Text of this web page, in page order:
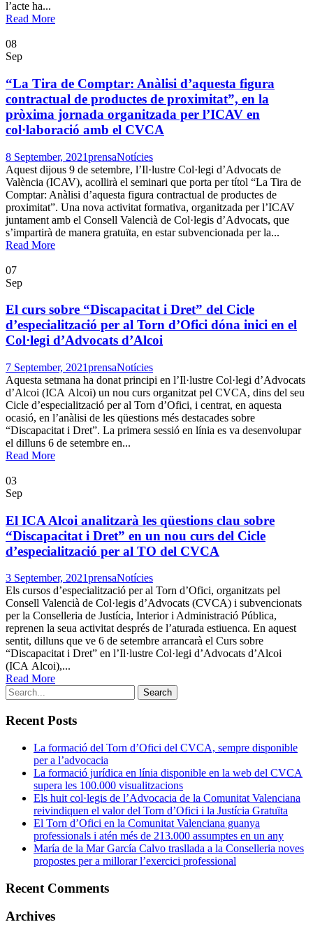
l’acte ha...
Read More
08
Sep
“La Tira de Comptar: Anàlisi d’aquesta figura
contractual de productes de proximitat”, en la
pròxima jornada organitzada per l’ICAV en
col·laboració amb el CVCA
8 September, 2021prensaNotícies
Aquest dijous 9 de setembre, l’Il·lustre Col·legi d’Advocats de
València (ICAV), acollirà el seminari que porta per títol “La Tira de
Comptar: Anàlisi d’aquesta figura contractual de productes de
proximitat”. Una nova activitat formativa, organitzada per l’ICAV
juntament amb el Consell Valencià de Col·legis d’Advocats, que
s’impartirà de manera gratuïta, en estar subvencionada per la...
Read More
07
Sep
El curs sobre “Discapacitat i Dret” del Cicle
d’especialització per al Torn d’Ofici dóna inici en el
Col·legi d’Advocats d’Alcoi
7 September, 2021prensaNotícies
Aquesta setmana ha donat principi en l’Il·lustre Col·legi d’Advocats
d’Alcoi (ICA Alcoi) un nou curs organitzat pel CVCA, dins del seu
Cicle d’especialització per al Torn d’Ofici, i centrat, en aquesta
ocasió, en l’anàlisi de les qüestions més destacades sobre
“Discapacitat i Dret”. La primera sessió en línia es va desenvolupar
el dilluns 6 de setembre en...
Read More
03
Sep
El ICA Alcoi analitzarà les qüestions clau sobre
“Discapacitat i Dret” en un nou curs del Cicle
d’especialització per al TO del CVCA
3 September, 2021prensaNotícies
Els cursos d’especialització per al Torn d’Ofici, organitzats pel
Consell Valencià de Col·legis d’Advocats (CVCA) i subvencionats
per la Conselleria de Justícia, Interior i Administració Pública,
reprenen la seua activitat després de l’aturada estiuenca. En aquest
sentit, dilluns que ve 6 de setembre arrancarà el Curs sobre
“Discapacitat i Dret” en l’Il·lustre Col·legi d’Advocats d’Alcoi
(ICA Alcoi),...
Read More
Recent Posts
La formació del Torn d’Ofici del CVCA, sempre disponible
per a l’advocacia
La formació jurídica en línia disponible en la web del CVCA
supera les 100.000 visualitzacions
Els huit col·legis de l’Advocacia de la Comunitat Valenciana
reivindiquen el valor del Torn d’Ofici i la Justícia Gratuïta
El Torn d’Ofici en la Comunitat Valenciana guanya
professionals i atén més de 213.000 assumptes en un any
María de la Mar García Calvo trasllada a la Conselleria noves
propostes per a millorar l’exercici professional
Recent Comments
Archives